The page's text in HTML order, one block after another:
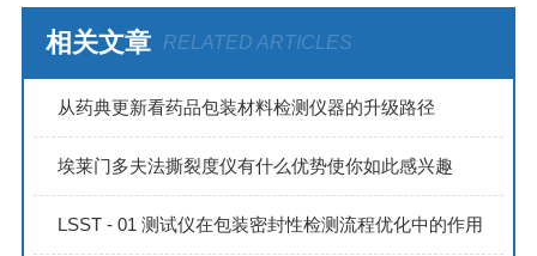
相关文章 RELATED ARTICLES
从药典更新看药品包装材料检测仪器的升级路径
埃莱门多夫法撕裂度仪有什么优势使你如此感兴趣
LSST - 01 测试仪在包装密封性检测流程优化中的作用